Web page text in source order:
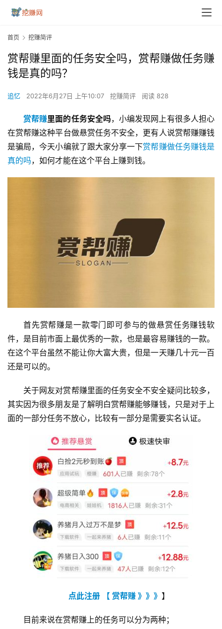
首页 挖赚简评
赏帮赚里面的任务安全吗，赏帮赚做任务赚
钱是真的吗？
追忆 2022年6月27日 上午10:07 挖赚简评 阅读 828
赏帮赚里面的任务安全吗，小编发现网上有很多人担心
在赏帮赚这种平台做悬赏任务不安全，更有人说赏帮赚赚钱
是骗局，今天小编就了跟大家分享一下赏帮赚做任务赚钱是
真的吗，如何才能在这个平台上赚到钱。
首先赏帮赚是一款零门即可参与的做悬赏任务赚钱软
件，是目前市面上最优秀的一款，也是最容易赚钱的一款。
在这个平台虽然不能让你大富大贵，但是一天赚几十元一百
还是可以的。
关于网友对赏帮赚里面的任务安全不安全疑问比较多，
其实因为很多朋友是了解明白赏帮赚能够赚钱，只是对于上
面的一部分任务不放心，比较有一部分是需要实名认证。
点此注册 【 赏帮赚 》》》 】
目前来说在赏帮赚上的任务可以分为两种；